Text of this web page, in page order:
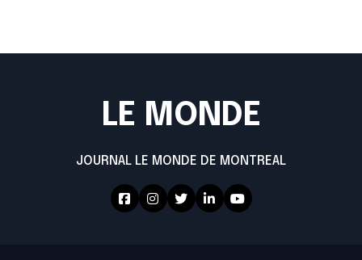
LE MONDE
JOURNAL LE MONDE DE MONTREAL